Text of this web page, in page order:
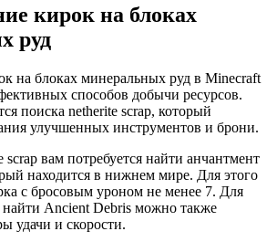
кирок на блоках
руд
на блоках минеральных руд в Minecraft
способов добычи ресурсов.
поиска netherite scrap, который
улучшенных инструментов и брони.
вам потребуется найти анчантмент
находится в нижнем мире. Для этого
с бросовым уроном не менее 7. Для
Ancient Debris можно также
удачи и скорости.